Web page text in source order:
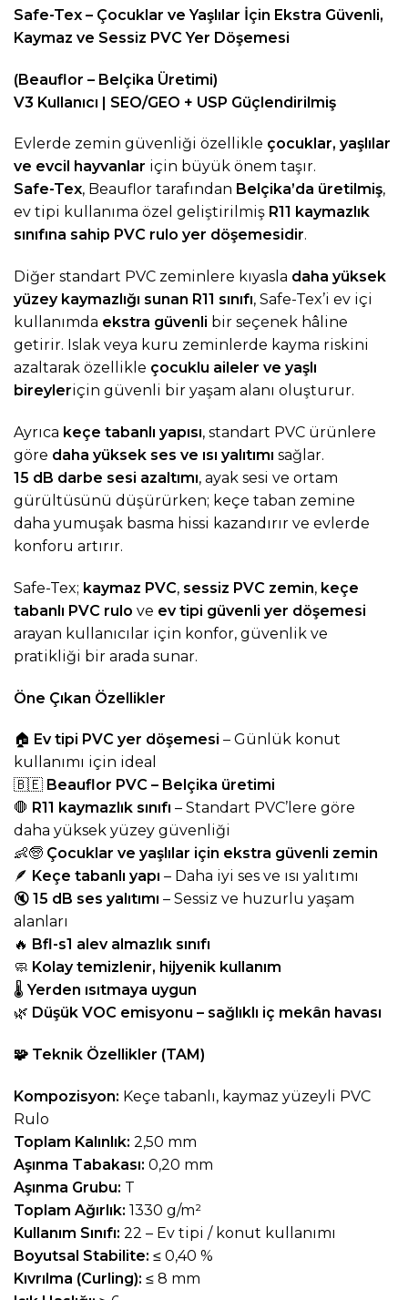
Safe-Tex – Çocuklar ve Yaşlılar İçin Ekstra Güvenli,
Kaymaz ve Sessiz PVC Yer Döşemesi
(Beauflor – Belçika Üretimi)
V3 Kullanıcı | SEO/GEO + USP Güçlendirilmiş
Evlerde zemin güvenliği özellikle çocuklar, yaşlılar
ve evcil hayvanlar için büyük önem taşır.
Safe-Tex, Beauflor tarafından Belçika’da üretilmiş,
ev tipi kullanıma özel geliştirilmiş R11 kaymazlık
sınıfına sahip PVC rulo yer döşemesidir.
Diğer standart PVC zeminlere kıyasla daha yüksek
yüzey kaymazlığı sunan R11 sınıfı, Safe-Tex’i ev içi
kullanımda ekstra güvenli bir seçenek hâline
getirir. Islak veya kuru zeminlerde kayma riskini
azaltarak özellikle çocuklu aileler ve yaşlı
bireyleriçin güvenli bir yaşam alanı oluşturur.
Ayrıca keçe tabanlı yapısı, standart PVC ürünlere
göre daha yüksek ses ve ısı yalıtımı sağlar.
15 dB darbe sesi azaltımı, ayak sesi ve ortam
gürültüsünü düşürürken; keçe taban zemine
daha yumuşak basma hissi kazandırır ve evlerde
konforu artırır.
Safe-Tex; kaymaz PVC, sessiz PVC zemin, keçe
tabanlı PVC rulo ve ev tipi güvenli yer döşemesi
arayan kullanıcılar için konfor, güvenlik ve
pratikliği bir arada sunar.
Öne Çıkan Özellikler
🏠 Ev tipi PVC yer döşemesi – Günlük konut
kullanımı için ideal
🇧🇪 Beauflor PVC – Belçika üretimi
🛑 R11 kaymazlık sınıfı – Standart PVC’lere göre
daha yüksek yüzey güvenliği
👶🧓 Çocuklar ve yaşlılar için ekstra güvenli zemin
🪶 Keçe tabanlı yapı – Daha iyi ses ve ısı yalıtımı
🔇 15 dB ses yalıtımı – Sessiz ve huzurlu yaşam
alanları
🔥 Bfl-s1 alev almazlık sınıfı
🧼 Kolay temizlenir, hijyenik kullanım
🌡️Yerden ısıtmaya uygun
🌿 Düşük VOC emisyonu – sağlıklı iç mekân havası
🧩 Teknik Özellikler (TAM)
Kompozisyon: Keçe tabanlı, kaymaz yüzeyli PVC
Rulo
Toplam Kalınlık: 2,50 mm
Aşınma Tabakası: 0,20 mm
Aşınma Grubu: T
Toplam Ağırlık: 1330 g/m²
Kullanım Sınıfı: 22 – Ev tipi / konut kullanımı
Boyutsal Stabilite: ≤ 0,40 %
Kıvrılma (Curling): ≤ 8 mm